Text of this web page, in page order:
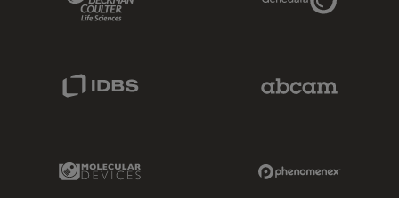
Molecular Devices Link